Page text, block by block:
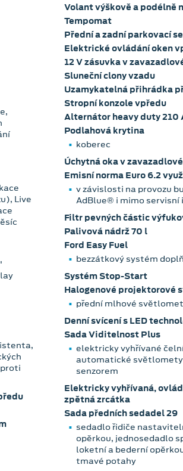
Live
Volant výškově a podélně
Tempomat
Přední a zadní parkovací
Elektrické ovládání oken
12 V zásuvka v
Sluneční clony vzadu
Uzamykatelná přihrádka
Stropní konzole vpředu
Alternátor heavy duty 210
Podlahová krytina
koberec
Úchytná oka v
Emisní norma Euro 6.2
v závislosti na provozu
AdBlue® i mimo
Filtr pevných částic
Palivová nádrž 70 l
Ford Easy Fuel
bezzátkový systém
Systém Stop-Start
Halogenové projektorové
přední mlhové
Denní svícení s LED
Sada Viditelnost Plus
elektricky vyhřívané
automatické
senzorem
Elektricky vyhřívaná,
zpětná zrcátka
Sada předních sedadel 29
sedadlo řidiče
opěrkou, jednosedadlo
loketní a bederní
tmavé potahy